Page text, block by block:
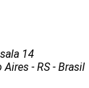
14
- RS - Brasil